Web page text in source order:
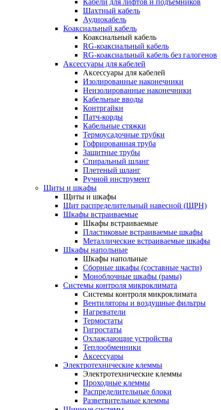
Кабели для лифтов и подъемников
Шахтный кабель
Аудиокабель
Коаксиальный кабель
Коаксиальный кабель
RG-коаксиальный кабель
RG-коаксиальный кабель без галогенов
Аксессуары для кабелей
Аксессуары для кабелей
Изолированные наконечники
Неизолированные наконечники
Кабельные вводы
Контргайки
Патч-корды
Кабельные стяжки
Термоусадочные трубки
Гофрированная труба
Защитные трубы
Спиральный шланг
Плетеный шланг
Ручной инструмент
Щиты и шкафы
Щиты и шкафы
Щит распределительный навесной (ЩРН)
Шкафы встраиваемые
Шкафы встраиваемые
Пластиковые встраиваемые шкафы
Металлические встраиваемые шкафы
Шкафы напольные
Шкафы напольные
Сборные шкафы (составные части)
Моноблочные шкафы (рамы)
Системы контроля микроклимата
Системы контроля микроклимата
Вентиляторы и воздушные фильтры
Нагреватели
Термостаты
Гигростаты
Охлаждающие устройства
Теплообменники
Аксессуары
Электротехнические клеммы
Электротехнические клеммы
Проходные клеммы
Распределительные блоки
Разветвительные клеммы